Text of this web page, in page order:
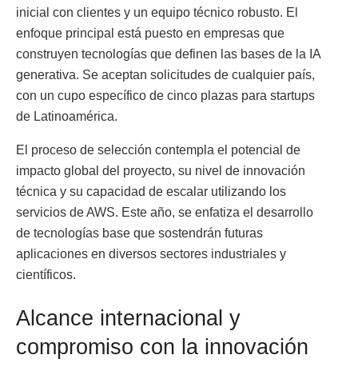
inicial con clientes y un equipo técnico robusto. El
enfoque principal está puesto en empresas que
construyen tecnologías que definen las bases de la IA
generativa. Se aceptan solicitudes de cualquier país,
con un cupo específico de cinco plazas para startups
de Latinoamérica.
El proceso de selección contempla el potencial de
impacto global del proyecto, su nivel de innovación
técnica y su capacidad de escalar utilizando los
servicios de AWS. Este año, se enfatiza el desarrollo
de tecnologías base que sostendrán futuras
aplicaciones en diversos sectores industriales y
científicos.
Alcance internacional y
compromiso con la innovación